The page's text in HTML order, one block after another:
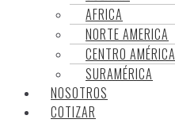
AFRICA
NORTE AMERICA
CENTRO AMÉRICA
SURAMÉRICA
NOSOTROS
COTIZAR